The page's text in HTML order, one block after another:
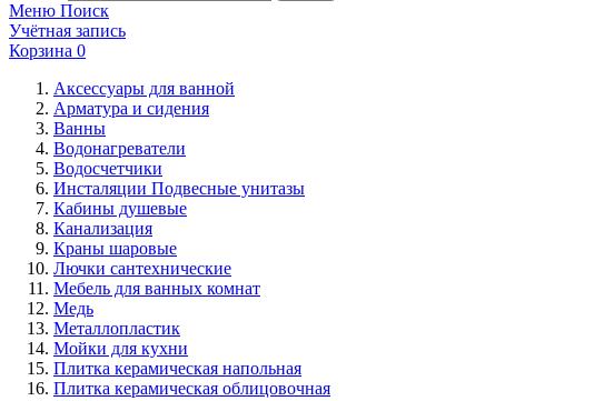
Меню Поиск
Учётная запись
Корзина 0
Аксессуары для ванной
Арматура и сидения
Ванны
Водонагреватели
Водосчетчики
Инсталяции Подвесные унитазы
Кабины душевые
Канализация
Краны шаровые
Лючки сантехнические
Мебель для ванных комнат
Медь
Металлопластик
Мойки для кухни
Плитка керамическая напольная
Плитка керамическая облицовочная